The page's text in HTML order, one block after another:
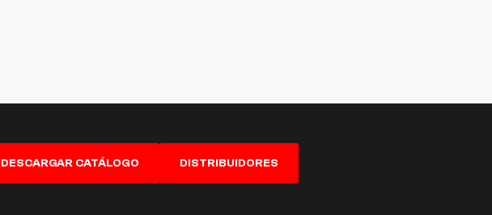
DESCARGAR CATÁLOGO DISTRIBUIDORES